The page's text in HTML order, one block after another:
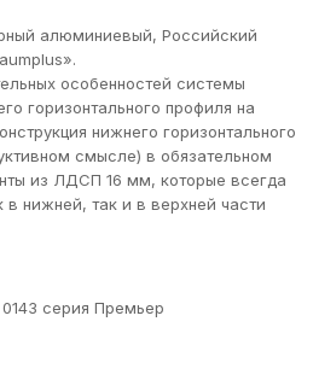
алюминиевый, Российский
особенностей системы
горизонтального профиля на
нижнего горизонтального
смысле) в обязательном
из ЛДСП 16 мм, которые всегда
в нижней, так и в верхней части
серия Премьер